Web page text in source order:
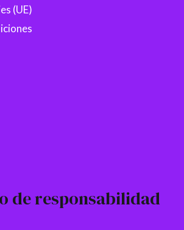
(UE)
de responsabilidad